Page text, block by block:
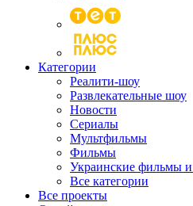
Категории
Реалити-шоу
Развлекательные шоу
Новости
Сериалы
Мультфильмы
Фильмы
Украинские фильмы
Все категории
Все проекты